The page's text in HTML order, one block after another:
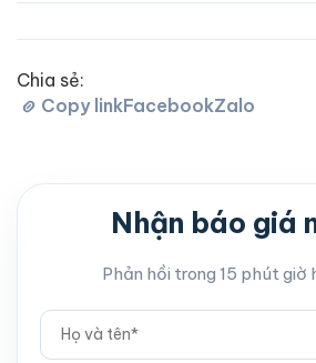
Chia sẻ:
Copy linkFacebookZalo
Nhận báo giá
Phản hồi trong 15 phút giờ